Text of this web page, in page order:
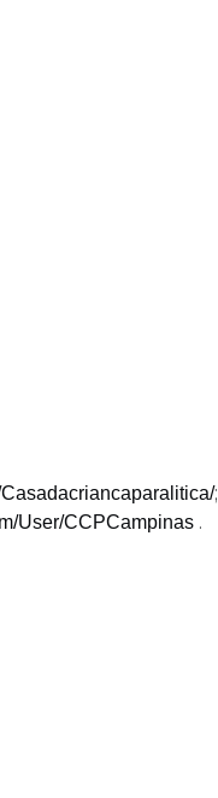
user/CCPCampinas .